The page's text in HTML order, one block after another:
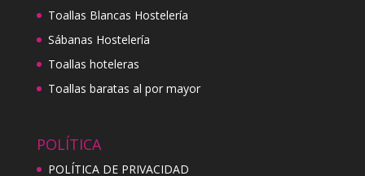
Toallas Blancas Hostelería
Sábanas Hostelería
Toallas hoteleras
Toallas baratas al por mayor
POLÍTICA
POLÍTICA DE PRIVACIDAD